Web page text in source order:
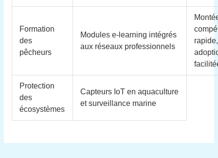
Formation
des
pêcheurs
Modules e-learning intégrés
aux réseaux professionnels
rapide,
Protection
des
écosystèmes
Capteurs IoT en aquaculture
et surveillance marine